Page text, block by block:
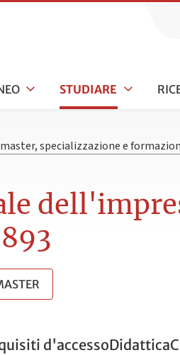
STUDIARE
specializzazione e
d'accessoDidattica